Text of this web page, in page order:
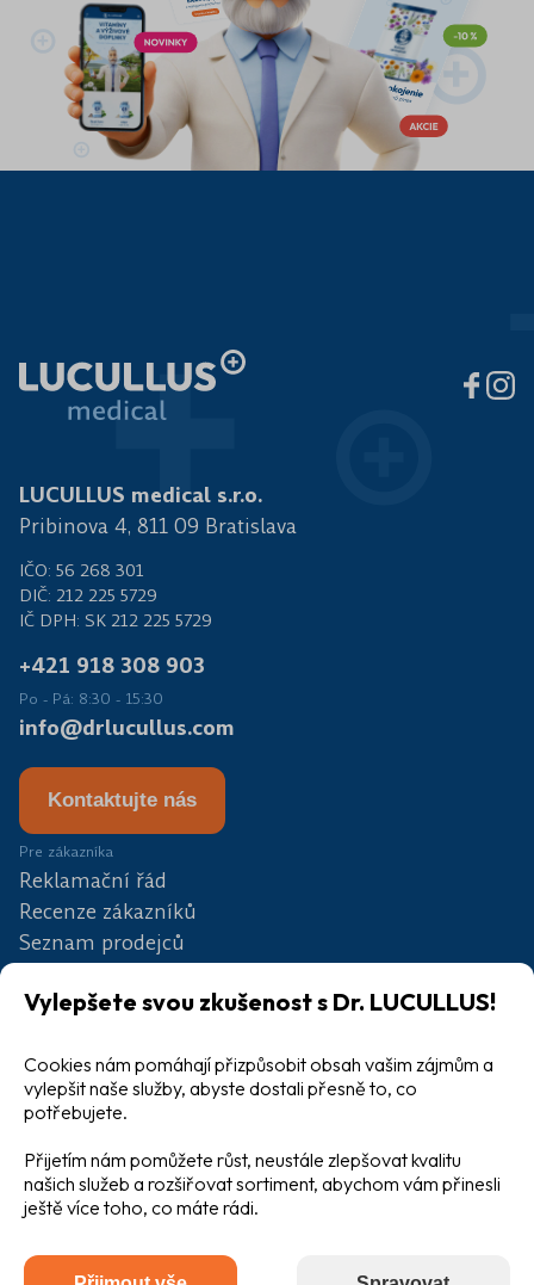
LUCULLUS medical s.r.o.
Pribinova 4, 811 09 Bratislava
IČO: 56 268 301
DIČ: 212 225 5729
IČ DPH: SK 212 225 5729
+421 918 308 903
Po - Pá: 8:30 - 15:30
info@drlucullus.com
Kontaktujte nás
Pre zákazníka
Reklamační řád
Recenze zákazníků
Seznam prodejců
Soutěž
Velkoobchod
Všeobecné obchodní podmínky
Ochrana osobních údajů
Vylepšete svou zkušenost s Dr. LUCULLUS!
Cookies nám pomáhají přizpůsobit obsah vašim zájmům a
vylepšit naše služby, abyste dostali přesně to, co
potřebujete.
Přijetím nám pomůžete růst, neustále zlepšovat kvalitu
našich služeb a rozšiřovat sortiment, abychom vám přinesli
ještě více toho, co máte rádi.